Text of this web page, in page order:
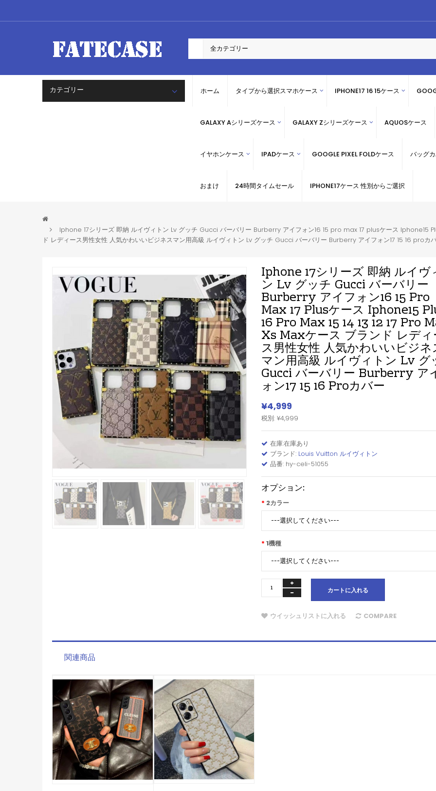
カテゴリー ホーム タイプから選択スマホケース IPHONE17 16 15ケース
GALAXY Aシリーズケース GALAXY Zシリーズケース AQUOSケース
イヤホンケース IPADケース GOOGLE PIXEL FOLDケース バッグ
おまけ 24時間タイムセール IPHONE17ケース 性別からご選択
Iphone 17シリーズ 即納 ルイヴィトン Lv グッチ Gucci バーバリー Burberry アイフォン16 15 pro max 17 plusケース Iphone15
ド レディース男性女性 人気かわいいビジネスマン用高級 ルイヴィトン Lv グッチ Gucci バーバリー Burberry アイフォン17 15 16 proカ
Iphone 17シリーズ 即納 ルイヴ
ン Lv グッチ Gucci バーバリー
Burberry アイフォン16 15 Pro
Max 17 Plusケース Iphone15
16 Pro Max 15 14 13 12 17 Pro
Xs Maxケース ブランド レディ
ス男性女性 人気かわいいビジネ
マン用高級 ルイヴィトン Lv グ
Gucci バーバリー Burberry ア
ォン17 15 16 Proカバー
¥4,999
税別: ¥4,999
在庫:在庫あり
ブランド: Louis Vuitton ルイヴィトン
品番: hy-celi-51055
オプション:
2カラー
1機種
カートに入れる
ウイッシュリストに入れる COMPARE
関連商品